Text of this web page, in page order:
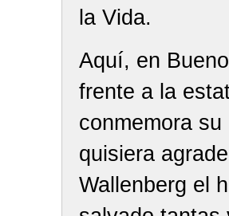
la Vida.
Aquí, en
frente a la
conmemora su
quisiera
Wallenberg el